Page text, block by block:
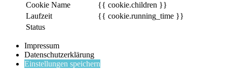
Cookie Name
{{ cookie.children }}
Laufzeit
{{ cookie.running_time }}
Status
Impressum
Datenschutzerklärung
Einstellungen speichern